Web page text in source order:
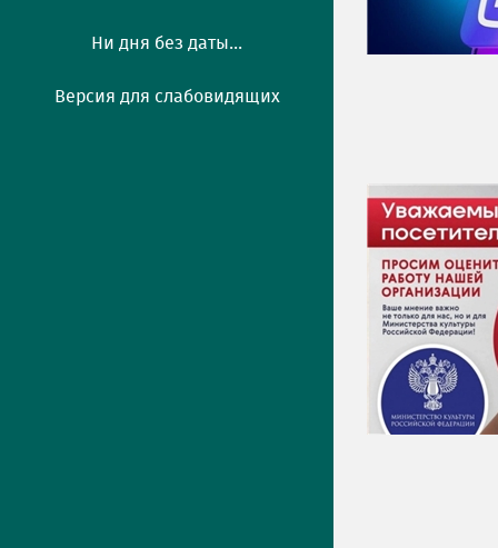
Ни дня без даты...
Версия для слабовидящих